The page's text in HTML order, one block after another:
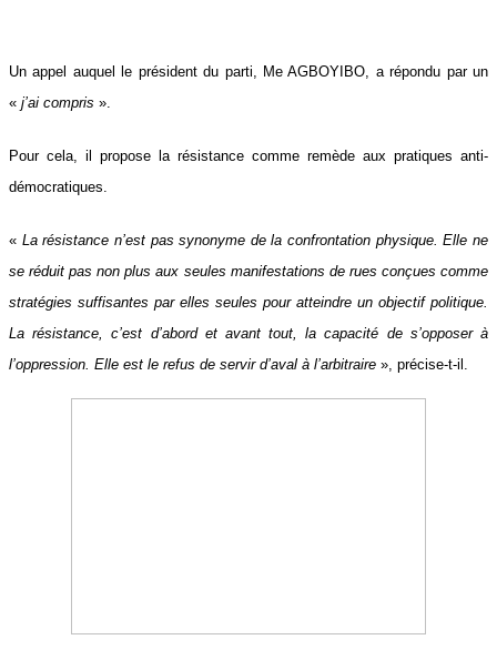
Un appel auquel le président du parti, Me AGBOYIBO, a répondu par un
« j’ai compris ».
Pour cela, il propose la résistance comme remède aux pratiques anti-
démocratiques.
« La résistance n’est pas synonyme de la confrontation physique. Elle ne
se réduit pas non plus aux seules manifestations de rues conçues comme
stratégies suffisantes par elles seules pour atteindre un objectif politique.
La résistance, c’est d’abord et avant tout, la capacité de s’opposer à
l’oppression. Elle est le refus de servir d’aval à l’arbitraire », précise-t-il.